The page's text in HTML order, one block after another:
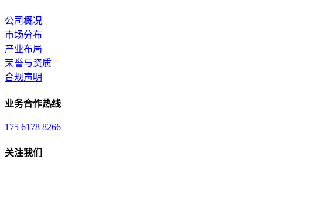
公司概况
市场分布
产业布局
荣誉与资质
合规声明
业务合作热线
175 6178 8266
关注我们